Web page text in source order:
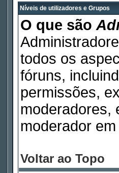
Níveis de utilizadores e Grupos
O que são
todos os
fóruns,
permissões,
moderadores,
moderador
Voltar ao Topo